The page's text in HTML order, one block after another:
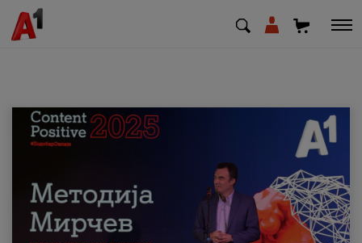
МК EN
Приватни Деловни